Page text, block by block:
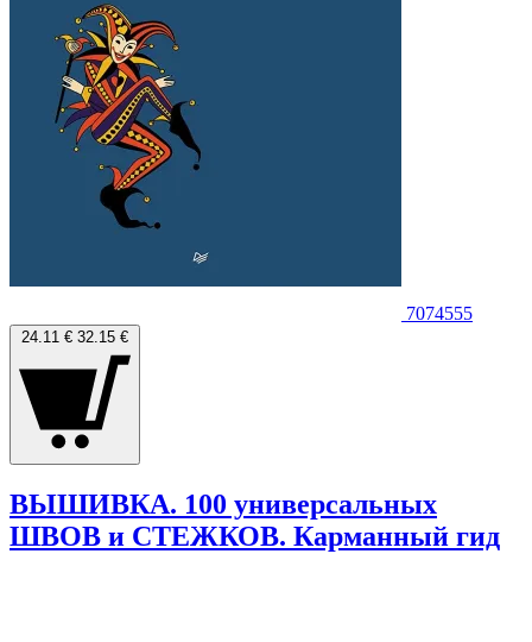
7074555
24.11 € 32.15 €
ВЫШИВКА. 100 универсальных
ШВОВ и СТЕЖКОВ. Карманный гид